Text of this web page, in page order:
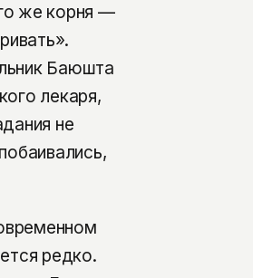
же корня —
Баюшта
лекаря,
не
редко.